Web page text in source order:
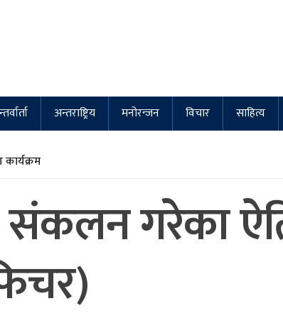
अन्तराष्ट्रिय मनोरन्जन विचार साहित्य
संकलन गरेका